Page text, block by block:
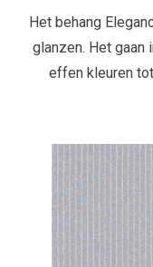
Het behang
glanzen. Het gaan
effen kleuren